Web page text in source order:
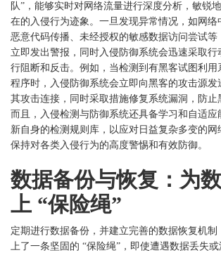
队”，能够实时对网络流量进行深度分析，敏锐
在的入侵行为迹象。一旦发现异常情况，如网络
恶意代码传播、未经授权的敏感数据访问尝试等
立即发出警报，同时入侵防御系统会迅速采取
行阻断和反击。例如，当检测到有黑客试图利用
程序时，入侵防御系统会立即向黑客的攻击源发
其攻击连接，同时采取措施修复系统漏洞，防止
而且，入侵检测与防御系统还具备学习和自适应
新自身的检测规则库，以应对日益复杂多变的网
保持对各类入侵行为的高度警惕和有效防御。
数据备份与恢复：为
上 “保险绳”
定期进行数据备份，并建立完善的数据恢复机
上了一条坚固的 “保险绳”，即使遭遇数据丢失或